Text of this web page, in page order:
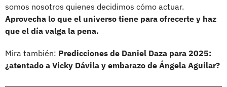
somos nosotros quienes decidimos cómo actuar.
Aprovecha lo que el universo tiene para ofrecerte y haz
que el día valga la pena.
Mira también: Predicciones de Daniel Daza para 2025:
¿atentado a Vicky Dávila y embarazo de Ángela Aguilar?